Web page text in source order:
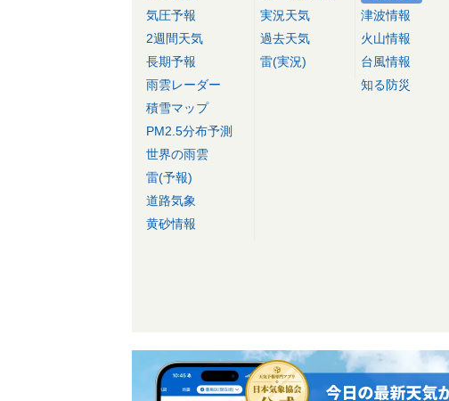
気圧予報
2週間天気
長期予報
雨雲レーダー
積雪マップ
PM2.5分布予測
世界の雨雲
雷(予報)
道路気象
黄砂情報
実況天気
過去天気
雷(実況)
津波情報
火山情報
台風情報
知る防災